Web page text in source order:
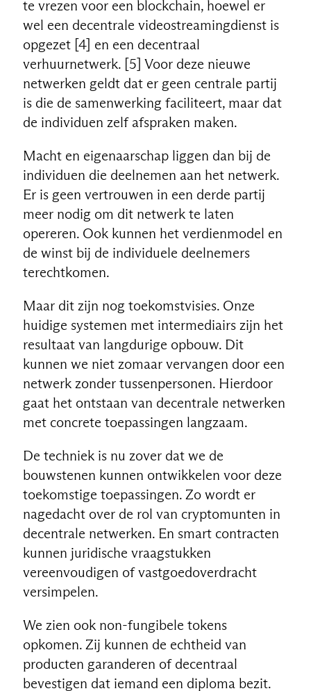
te vrezen voor een blockchain, hoewel er
wel een decentrale videostreamingdienst is
opgezet [4] en een decentraal
verhuurnetwerk. [5] Voor deze nieuwe
netwerken geldt dat er geen centrale partij
is die de samenwerking faciliteert, maar dat
de individuen zelf afspraken maken.
Macht en eigenaarschap liggen dan bij de
individuen die deelnemen aan het netwerk.
Er is geen vertrouwen in een derde partij
meer nodig om dit netwerk te laten
opereren. Ook kunnen het verdienmodel en
de winst bij de individuele deelnemers
terechtkomen.
Maar dit zijn nog toekomstvisies. Onze
huidige systemen met intermediairs zijn het
resultaat van langdurige opbouw. Dit
kunnen we niet zomaar vervangen door een
netwerk zonder tussenpersonen. Hierdoor
gaat het ontstaan van decentrale netwerken
met concrete toepassingen langzaam.
De techniek is nu zover dat we de
bouwstenen kunnen ontwikkelen voor deze
toekomstige toepassingen. Zo wordt er
nagedacht over de rol van cryptomunten in
decentrale netwerken. En smart contracten
kunnen juridische vraagstukken
vereenvoudigen of vastgoedoverdracht
versimpelen.
We zien ook non-fungibele tokens
opkomen. Zij kunnen de echtheid van
producten garanderen of decentraal
bevestigen dat iemand een diploma bezit.